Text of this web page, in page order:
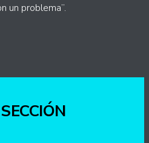
un problema”.